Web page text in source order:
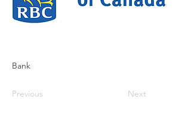
Bank
Previous Next